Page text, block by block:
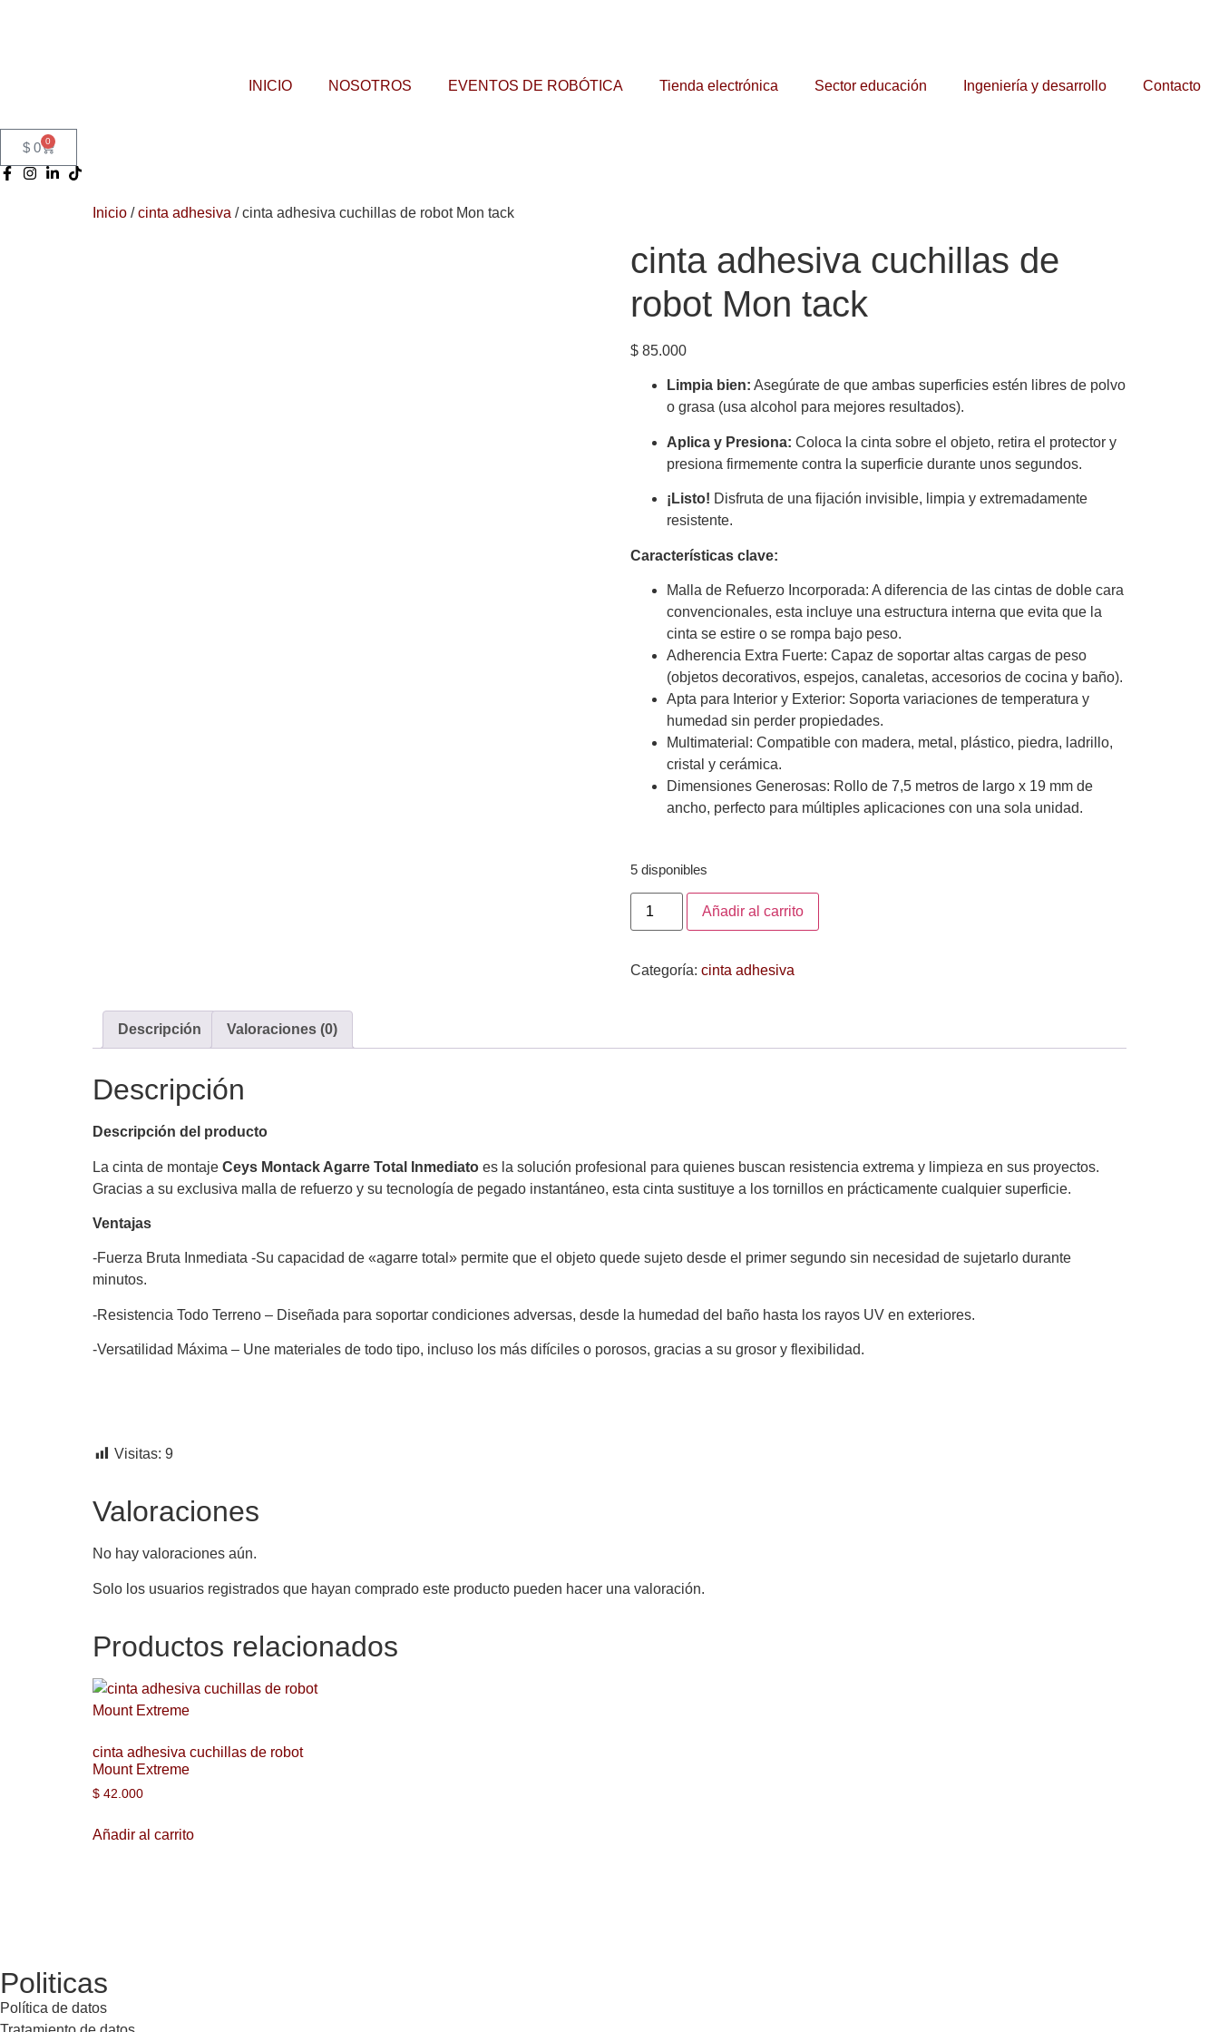
INICIO NOSOTROS EVENTOS DE ROBÓTICA Tienda electrónica Sector educación Ingeniería y desarrollo Contacto
$ 0 0
Inicio /cinta adhesiva / cinta adhesiva cuchillas de robot Mon tack
cinta adhesiva cuchillas de
robot Mon tack
$85.000
Limpia bien: Asegúrate de que ambas superficies estén libres de polvo
o grasa (usa alcohol para mejores resultados).
Aplica y Presiona: Coloca la cinta sobre el objeto, retira el protector y
presiona firmemente contra la superficie durante unos segundos.
¡Listo! Disfruta de una fijación invisible, limpia y extremadamente
resistente.
Características clave:
Malla de Refuerzo Incorporada: A diferencia de las cintas de doble cara
convencionales, esta incluye una estructura interna que evita que la
cinta se estire o se rompa bajo peso.
Adherencia Extra Fuerte: Capaz de soportar altas cargas de peso
(objetos decorativos, espejos, canaletas, accesorios de cocina y baño).
Apta para Interior y Exterior: Soporta variaciones de temperatura y
humedad sin perder propiedades.
Multimaterial: Compatible con madera, metal, plástico, piedra, ladrillo,
cristal y cerámica.
Dimensiones Generosas: Rollo de 7,5 metros de largo x 19 mm de
ancho, perfecto para múltiples aplicaciones con una sola unidad.
5 disponibles
Añadir al carrito
Categoría: cinta adhesiva
Descripción Valoraciones (0)
Descripción
Descripción del producto
La cinta de montaje Ceys Montack Agarre Total Inmediato es la solución profesional para quienes buscan resistencia extrema y limpieza en sus proyectos.
Gracias a su exclusiva malla de refuerzo y su tecnología de pegado instantáneo, esta cinta sustituye a los tornillos en prácticamente cualquier superficie.
Ventajas
-Fuerza Bruta Inmediata -Su capacidad de «agarre total» permite que el objeto quede sujeto desde el primer segundo sin necesidad de sujetarlo durante
minutos.
-Resistencia Todo Terreno – Diseñada para soportar condiciones adversas, desde la humedad del baño hasta los rayos UV en exteriores.
-Versatilidad Máxima – Une materiales de todo tipo, incluso los más difíciles o porosos, gracias a su grosor y flexibilidad.
Visitas: 9
Valoraciones
No hay valoraciones aún.
Solo los usuarios registrados que hayan comprado este producto pueden hacer una valoración.
Productos relacionados
cinta adhesiva cuchillas de robot
Mount Extreme
$ 42.000
Añadir al carrito
Politicas
Política de datos